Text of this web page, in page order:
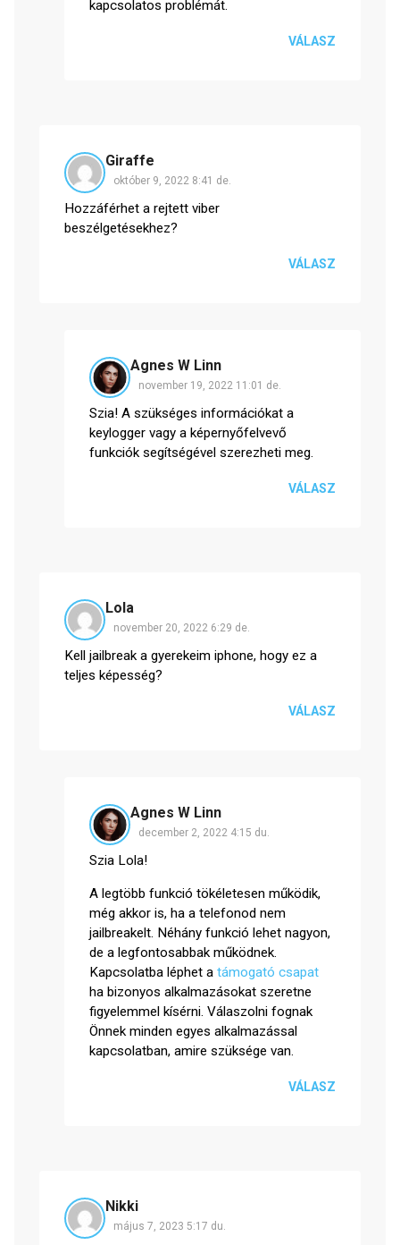
kapcsolatos problémát.
VÁLASZ
Giraffe
október 9, 2022 8:41 de.
Hozzáférhet a rejtett viber
beszélgetésekhez?
VÁLASZ
Agnes W Linn
november 19, 2022 11:01 de.
Szia! A szükséges információkat a
keylogger vagy a képernyőfelvevő
funkciók segítségével szerezheti meg.
VÁLASZ
Lola
november 20, 2022 6:29 de.
Kell jailbreak a gyerekeim iphone, hogy ez a
teljes képesség?
VÁLASZ
Agnes W Linn
december 2, 2022 4:15 du.
Szia Lola!
A legtöbb funkció tökéletesen működik,
még akkor is, ha a telefonod nem
jailbreakelt. Néhány funkció lehet nagyon,
de a legfontosabbak működnek.
Kapcsolatba léphet a támogató csapat
ha bizonyos alkalmazásokat szeretne
figyelemmel kísérni. Válaszolni fognak
Önnek minden egyes alkalmazással
kapcsolatban, amire szüksége van.
VÁLASZ
Nikki
május 7, 2023 5:17 du.